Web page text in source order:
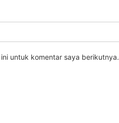
untuk komentar saya berikutnya.